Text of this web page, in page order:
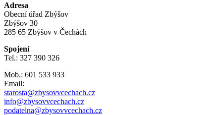
Adresa
Obecní úřad Zbýšov
Zbýšov 30
285 65 Zbýšov v Čechách
Spojení
Tel.: 327 390 326
Mob.: 601 533 933
Email:
starosta@zbysovvcechach.cz
info@zbysovvcechach.cz
podatelna@zbysovvcechach.cz